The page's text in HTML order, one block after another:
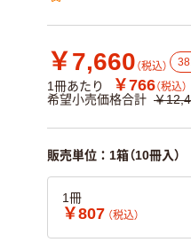
￥7,660 （税込）
1冊あたり
￥766（税込）
希望小売価格合計 ￥
販売単位：1箱（10冊入）
1冊
￥807 （税込）